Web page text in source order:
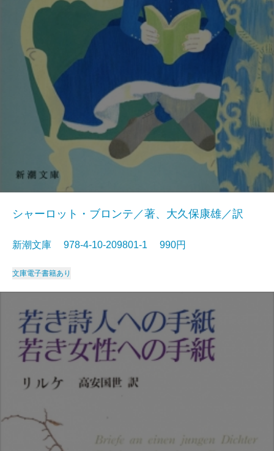
シャーロット・ブロンテ／著、大久保康雄／訳
新潮文庫 978-4-10-209801-1 990円
文庫電子書籍あり